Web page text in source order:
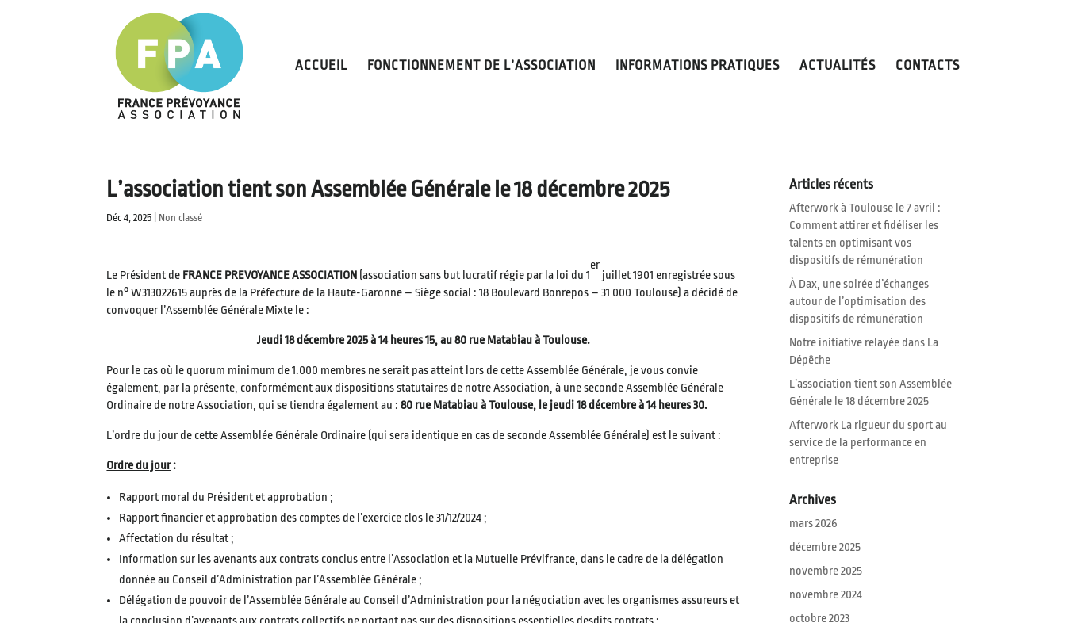
ACCUEIL FONCTIONNEMENT DE L’ASSOCIATION INFORMATIONS PRATIQUES ACTUALITÉS CONTACTS
L’association tient son Assemblée Générale le 18 décembre 2025
Déc 4, 2025 Non classé
Le Président de FRANCE PREVOYANCE ASSOCIATION (association sans but lucratif régie par la loi du 1
er
juillet 1901 enregistrée sous
le n° W313022615 auprès de la Préfecture de la Haute-Garonne – Siège social : 18 Boulevard Bonrepos – 31 000 Toulouse) a décidé de
convoquer l’Assemblée Générale Mixte le :
Jeudi 18 décembre 2025 à 14 heures 15, au 80 rue Matabiau à Toulouse.
Pour le cas où le quorum minimum de 1.000 membres ne serait pas atteint lors de cette Assemblée Générale, je vous convie
également, par la présente, conformément aux dispositions statutaires de notre Association, à une seconde Assemblée Générale
Ordinaire de notre Association, qui se tiendra également au :80 rue Matabiau à Toulouse, le jeudi 18 décembre à 14 heures 30.
L’ordre du jour de cette Assemblée Générale Ordinaire (qui sera identique en cas de seconde Assemblée Générale) est le suivant :
Ordre du jour:
Rapport moral du Président et approbation ;
Rapport financier et approbation des comptes de l’exercice clos le 31/12/2024 ;
Affectation du résultat ;
Information sur les avenants aux contrats conclus entre l’Association et la Mutuelle Prévifrance, dans le cadre de la délégation
donnée au Conseil d’Administration par l’Assemblée Générale ;
Délégation de pouvoir de l’Assemblée Générale au Conseil d’Administration pour la négociation avec les organismes assureurs et
Articles récents
Afterwork à Toulouse le 7 avril :
Comment attirer et fidéliser les
talents en optimisant vos
dispositifs de rémunération
À Dax, une soirée d’échanges
autour de l’optimisation des
dispositifs de rémunération
Notre initiative relayée dans La
Dépêche
L’association tient son Assemblée
Générale le 18 décembre 2025
Afterwork La rigueur du sport au
service de la performance en
entreprise
Archives
mars 2026
décembre 2025
novembre 2025
novembre 2024
octobre 2023